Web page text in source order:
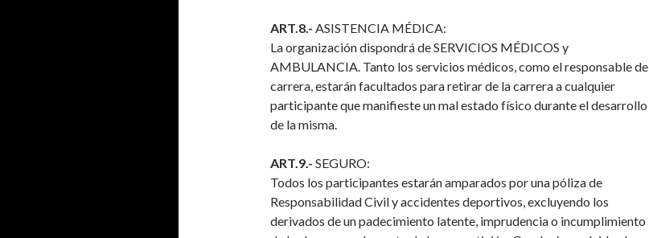
ART.8.- ASISTENCIA MÉDICA:
La organización dispondrá de SERVICIOS MÉDICOS y
AMBULANCIA. Tanto los servicios médicos, como el responsable de
carrera, estarán facultados para retirar de la carrera a cualquier
participante que manifieste un mal estado físico durante el desarrollo
de la misma.
ART.9.- SEGURO:
Todos los participantes estarán amparados por una póliza de
Responsabilidad Civil y accidentes deportivos, excluyendo los
derivados de un padecimiento latente, imprudencia o incumplimiento